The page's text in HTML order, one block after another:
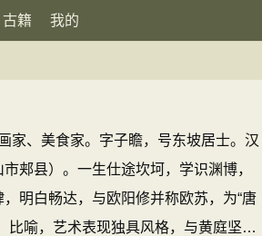
古籍 我的
家、美食家。字子瞻，号东坡居士。汉
郏县）。一生仕途坎坷，学识渊博，
明白畅达，与欧阳修并称欧苏，为“唐
比喻，艺术表现独具风格，与黄庭坚并